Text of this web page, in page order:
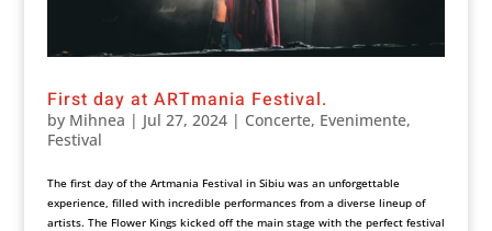
First day at ARTmania Festival.
by Mihnea | Jul 27, 2024| Concerte, Evenimente,
Festival
The first day of the Artmania Festival in Sibiu was an unforgettable
experience, filled with incredible performances from a diverse lineup of
artists. The Flower Kings kicked off the main stage with the perfect festival